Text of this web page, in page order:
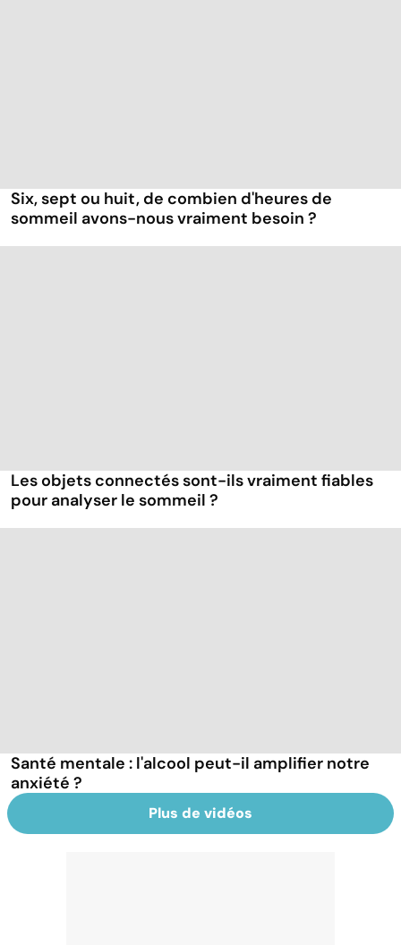
Six, sept ou huit, de combien d'heures de
sommeil avons-nous vraiment besoin ?
Les objets connectés sont-ils vraiment fiables
pour analyser le sommeil ?
Santé mentale : l'alcool peut-il amplifier notre
anxiété ?
Plus de vidéos